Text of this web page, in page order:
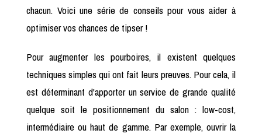
chacun. Voici une série de conseils pour vous aider à
optimiser vos chances de tipser !
Pour augmenter les pourboires, il existent quelques
techniques simples qui ont fait leurs preuves. Pour cela, il
est déterminant d'apporter un service de grande qualité
quelque soit le positionnement du salon : low-cost,
intermédiaire ou haut de gamme. Par exemple, ouvrir la